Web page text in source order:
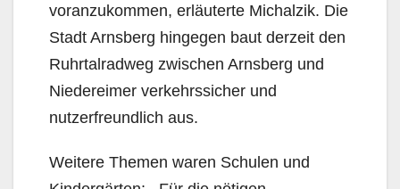
voranzukommen, erläuterte Michalzik. Die
Stadt Arnsberg hingegen baut derzeit den
Ruhrtalradweg zwischen Arnsberg und
Niedereimer verkehrssicher und
nutzerfreundlich aus.
Weitere Themen waren Schulen und